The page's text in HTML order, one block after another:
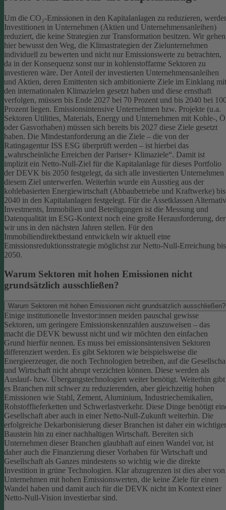
Um die CO₂-Emissionen in den Kapitalanlagen zu reduzieren,
Investitionen in Unternehmen (Aktien und Unternehmensanleihen)
reduziert, die keine Strategien zur Transformation besitzen. Wir gehen
hier bewusst den Weg, die Klimastrategien der Zielunternehmen
individuell zu bewerten und nicht nur Emissionswerte zu betrachten,
da in der Konsequenz sonst nur in kohlenstoffarme Sektoren zu
investieren wäre. Der Anteil der investierten Unternehmensanleihen
und Aktien, deren Emittenten sich ambitionierte Ziele im Einklang mit
den internationalen Klimazielen gesetzt haben und diese ernsthaft
verfolgen, müssen bis Ende 2027 bei 70 Prozent und bis 2040 bei
Prozent liegen. Emissionsintensive Unternehmen bzw. Projekte (u.a.
Sektoren Utilities, Materials, Energy und Unternehmen mit Kohle-,
oder Gasvorhaben) müssen sich bereits bis 2027 diese Ziele gesetzt
haben. Die Mindestanforderung an die Ziele – die von der
Ratingagentur ISS ESG überprüft werden – ist hierbei das
„wahrscheinliche Erreichen der Pariser+ Klimaziele“. Damit ist
implizit ein Netto-Null-Ziel für die Kapitalanlage für dieses Portfolio
der DEVK bis 2050 festgelegt, da sich alle investierten Unternehmen
diesem Ziel unterwerfen. Weiterhin wurde ein Ausstieg aus der
kohlebasierten Energiewirtschaft (Abbaubetriebe und Kraftwerke) bis
2040 in den Kapitalanlagen festgelegt. Für die Assetklassen
Investments, Immobilien und Beteiligungen ist die Messung und
Datenqualität im ESG-Kontext noch eine große Herausforderung, der
wir uns in den nächsten Jahren stellen. Für den
Immobiliendirektbestand entwickeln wir aktuell eine
Emissionsreduktionsstrategie möglichst zur Netto-Null-Erreichung bis
2050.
Warum Sektoren mit hohen Emissionen nicht
grundsätzlich ausschließen?
Warum Sektoren mit hohen Emissionen nicht grundsätzlich ausschließen?
Einige institutionelle Investor:innen meiden pauschal gewisse
Sektoren, um geringere Emissionskennzahlen auszuweisen – das
macht die DEVK bewusst nicht und wir möchten den einfachen
Grund hierfür nennen. Es muss bei emissionsintensiven Sektoren
differenziert werden. Es gibt Sektoren wie beispielsweise die
Energieerzeuger, die noch Technologien betreiben, auf die
und Wirtschaft nicht abrupt verzichten können. Diese werden als
Auslauf- bzw. Übergangstechnologien weiter benötigt. Weiterhin gibt
es Branchen mit schwer zu reduzierenden, aber gleichzeitig hohen
Emissionen wie Stahl, Zement, Aluminium, Industriechemikalien,
Rohstofflieferketten und Schwerlastverkehr. Diese Dinge benötigt
Gesellschaft aber auch in einer Netto-Null-Zukunft weiterhin. Die
erfolgreiche Dekarbonisierung dieser Branchen ist daher ein wichtiger
Baustein hin zu einer nachhaltigen Wirtschaft. Bereiten sich
Unternehmen dieser Branchen glaubhaft auf einen Wandel vor, ist
daher auch die Finanzierung dieser Vorhaben für Wirtschaft und
Gesellschaft als Ganzes mindestens so wichtig wie die direkte
Investition in grüne Technologien. Klar abzugrenzen ist dies aber von
Unternehmen mit hohen Emissionswerten, die keine Ziele für einen
Wandel haben und damit auch für die DEVK nicht im Kontext einer
Netto-Null-Vision investierbar sind.